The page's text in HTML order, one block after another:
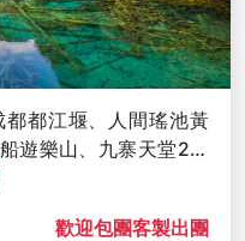
都江堰、人間瑤池黃
遊樂山、九寨天堂2晚
歡迎包團客製出團